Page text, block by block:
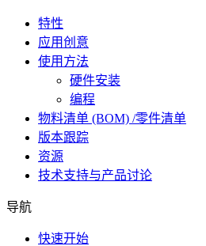
特性
应用创意
使用方法
硬件安装
编程
物料清单 (BOM) /零件清单
版本跟踪
资源
技术支持与产品讨论
导航
快速开始